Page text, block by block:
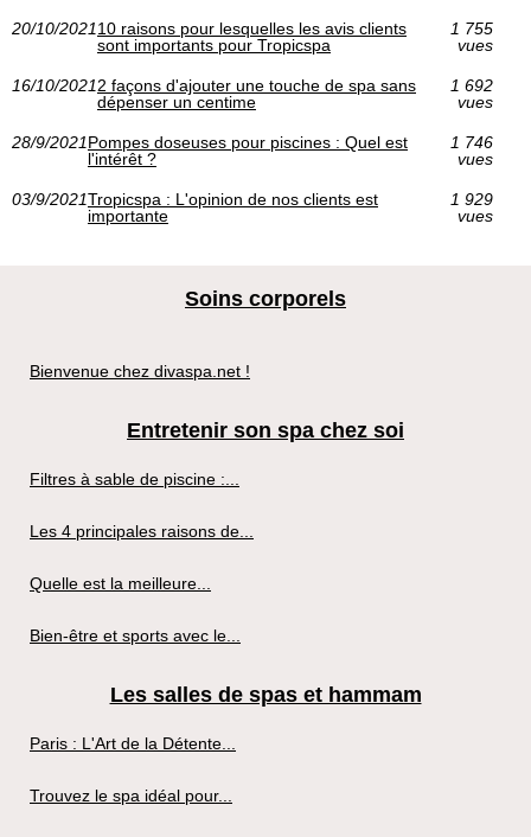
20/10/202110 raisons pour lesquelles les avis clients
sont importants pour Tropicspa
1 755
vues
16/10/20212 façons d'ajouter une touche de spa sans
dépenser un centime
1 692
vues
28/9/2021Pompes doseuses pour piscines : Quel est
l'intérêt ?
1 746
vues
03/9/2021Tropicspa : L'opinion de nos clients est
importante
1 929
vues
Soins corporels
Bienvenue chez divaspa.net !
Entretenir son spa chez soi
Filtres à sable de piscine :...
Les 4 principales raisons de...
Quelle est la meilleure...
Bien-être et sports avec le...
Les salles de spas et hammam
Paris : L'Art de la Détente...
Trouvez le spa idéal pour...